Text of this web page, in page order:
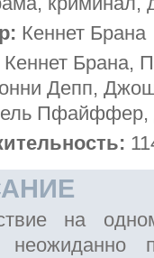
Кеннет Брана
Кеннет Брана,
Депп,
Пфайффер,
на
неожиданно